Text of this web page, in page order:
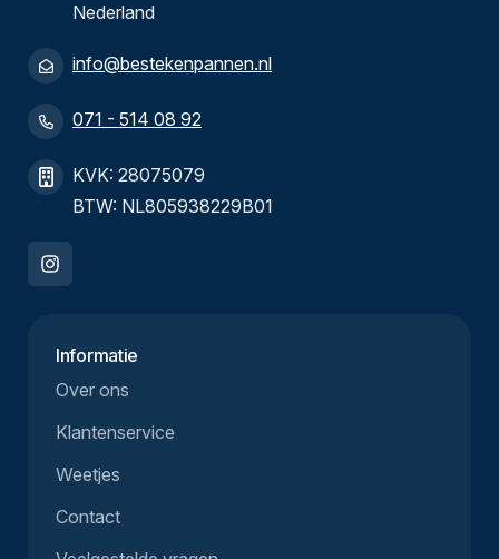
Nederland
info@bestekenpannen.nl
071 - 514 08 92
KVK: 28075079
BTW: NL805938229B01
Informatie
Over ons
Klantenservice
Weetjes
Contact